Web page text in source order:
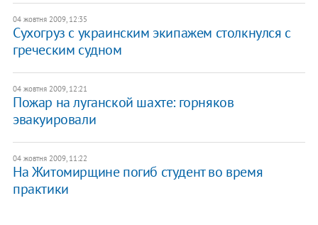
04 жовтня 2009, 12:35
Сухогруз с украинским экипажем столкнулся с
греческим судном
04 жовтня 2009, 12:21
Пожар на луганской шахте: горняков
эвакуировали
04 жовтня 2009, 11:22
На Житомирщине погиб студент во время
практики